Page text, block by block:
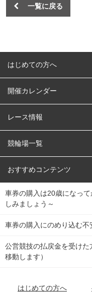
一覧に戻る
はじめての方へ
はじめての方へ
開催カレンダー
競輪
オートレース
競輪くじ
Dokanto!
チャリロトプラザ
レース情報
レース予想
レース結果
キャリーオーバー一覧
競輪場一覧
北日本 函館競輪場
関
東
弥彦競輪場 前橋
関
東
小田原競輪場
名古屋競輪場 岐
おすすめコンテンツ
競輪選手情報
Perfecta Navi
netkeirin
車券の購入は20歳になっ
しみましょう～
車券の購入にのめり込む不
公営競技の払戻金を受け
移動します）
はじめての方へ